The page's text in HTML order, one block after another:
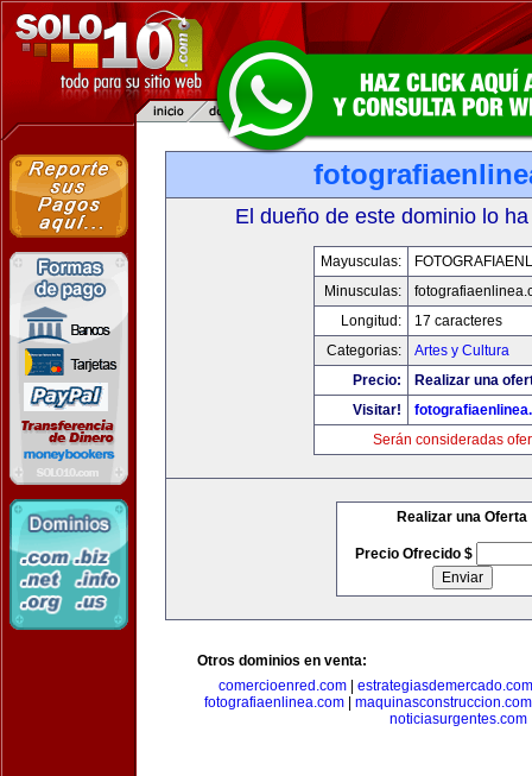
El dueño de este dominio lo
Mayusculas:
Minusculas:
Longitud:
17 caracteres
Categorias:
Artes y Cultura
Precio:
Realizar una
Visitar!
Serán consideradas
Realizar una Oferta
Precio Ofrecido $
Otros dominios en venta:
comercioenred.com| estrategiasdemercado.com
fotografiaenlinea.com
maquinasconstruccion.com
noticiasurgentes.com